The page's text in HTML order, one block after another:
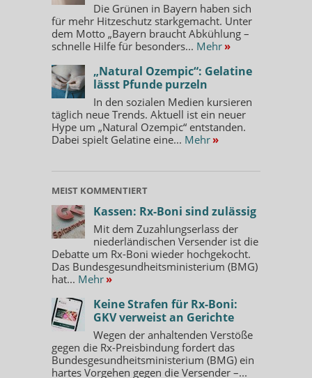
Die Grünen in Bayern haben sich
für mehr Hitzeschutz starkgemacht. Unter
dem Motto „Bayern braucht Abkühlung –
schnelle Hilfe für besonders... Mehr »
„Natural Ozempic“: Gelatine
lässt Pfunde purzeln
In den sozialen Medien kursieren
täglich neue Trends. Aktuell ist ein neuer
Hype um „Natural Ozempic“ entstanden.
Dabei spielt Gelatine eine... Mehr »
MEIST KOMMENTIERT
Kassen: Rx-Boni sind zulässig
Mit dem Zuzahlungserlass der
niederländischen Versender ist die
Debatte um Rx-Boni wieder hochgekocht.
Das Bundesgesundheitsministerium (BMG)
hat... Mehr »
Keine Strafen für Rx-Boni:
GKV verweist an Gerichte
Wegen der anhaltenden Verstöße
gegen die Rx-Preisbindung fordert das
Bundesgesundheitsministerium (BMG) ein
hartes Vorgehen gegen die Versender –...